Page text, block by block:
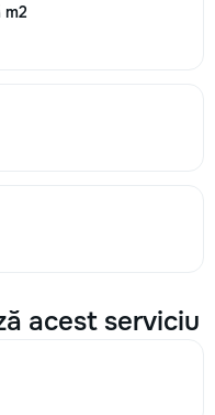
m2
acest serviciu